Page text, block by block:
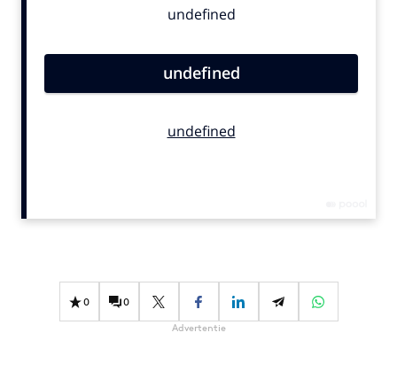
Contentmarketing
Effectiviteit
Gedragsverandering
0 0
Advertentie